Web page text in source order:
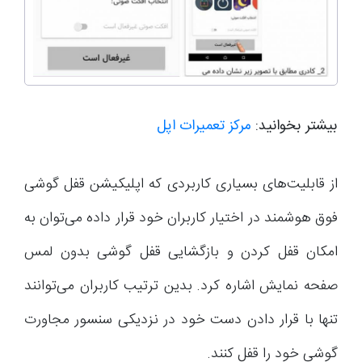
بیشتر بخوانید: مرکز تعمیرات اپل
از قابلیت‌های بسیاری کاربردی که اپلیکیشن قفل گوشی
فوق هوشمند در اختیار کاربران خود قرار داده می‌توان به
امکان قفل کردن و بازگشایی قفل گوشی بدون لمس
صفحه نمایش اشاره کرد. بدین ترتیب کاربران می‌توانند
تنها با قرار دادن دست خود در نزدیکی سنسور مجاورت
گوشی خود را قفل کنند.